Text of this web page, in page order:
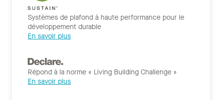
Systèmes de plafond à haute performance pour le
développement durable
En savoir plus
Répond à la norme « Living Building Challenge »
En savoir plus